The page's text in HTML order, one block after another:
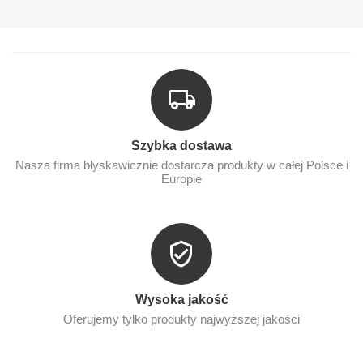
Szybka dostawa
Nasza firma błyskawicznie dostarcza produkty w całej Polsce i
Europie
Wysoka jakość
Oferujemy tylko produkty najwyższej jakości